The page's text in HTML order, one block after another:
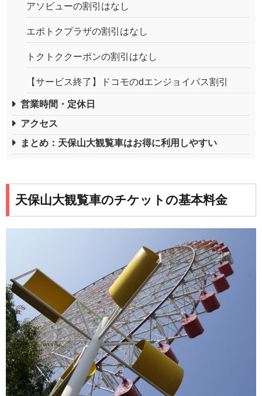
アソビューの割引はなし
エポトクプラザの割引はなし
トクトククーポンの割引はなし
【サービス終了】ドコモのdエンジョイパス割引
営業時間・定休日
アクセス
まとめ：天保山大観覧車はお得に利用しやすい
天保山大観覧車のチケットの基本料金